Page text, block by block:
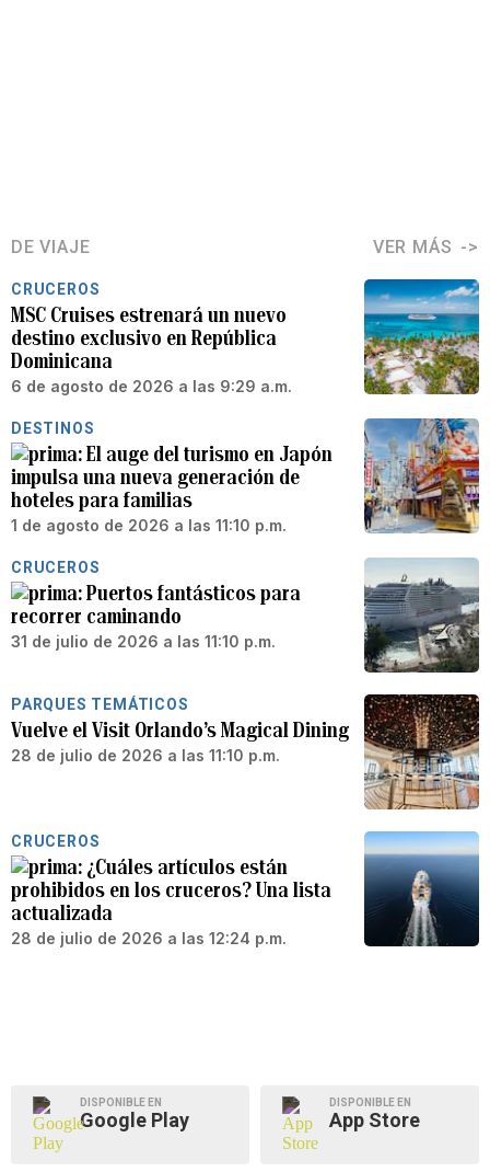
DE VIAJE VER MÁS
CRUCEROS
MSC Cruises estrenará un nuevo
destino exclusivo en República
Dominicana
6 de agosto de 2026 a las 9:29 a.m.
DESTINOS
El auge del turismo en Japón
impulsa una nueva generación de
hoteles para familias
1 de agosto de 2026 a las 11:10 p.m.
CRUCEROS
Puertos fantásticos para
recorrer caminando
31 de julio de 2026 a las 11:10 p.m.
PARQUES TEMÁTICOS
Vuelve el Visit Orlando’s Magical Dining
28 de julio de 2026 a las 11:10 p.m.
CRUCEROS
¿Cuáles artículos están
prohibidos en los cruceros? Una lista
actualizada
28 de julio de 2026 a las 12:24 p.m.
DISPONIBLE EN
Google Play
DISPONIBLE EN
App Store